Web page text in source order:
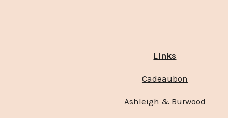
Links
Cadeaubon
Ashleigh & Burwood